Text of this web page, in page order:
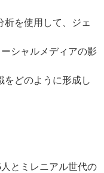
析を使用して、ジェ
シャルメディアの影
をどのように形成し
人とミレニアル世代の